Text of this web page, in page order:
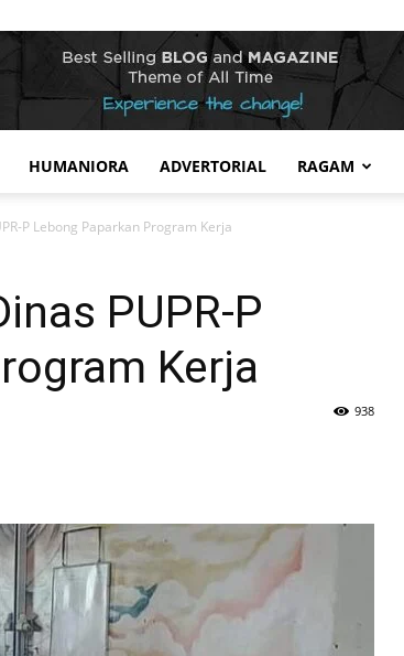
HUMANIORA ADVERTORIAL RAGAM
P Lebong Paparkan Program Kerja
PUPR-P
Kerja
938